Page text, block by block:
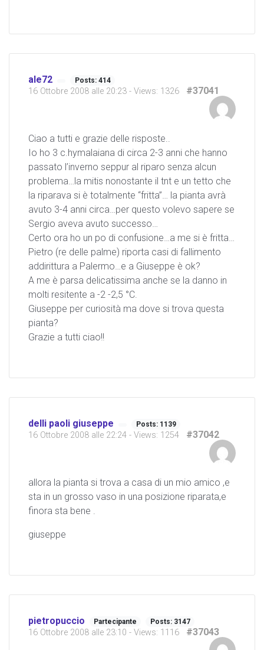
ale72 Posts: 414
16 Ottobre 2008 alle 20:23 - Views: 1326 #37041
Ciao a tutti e grazie delle risposte..
Io ho 3 c.hymalaiana di circa 2-3 anni che hanno
passato l’inverno seppur al riparo senza alcun
problema…la mitis nonostante il tnt e un tetto che
la riparava si è totalmente “fritta”… la pianta avrà
avuto 3-4 anni circa…per questo volevo sapere se
Sergio aveva avuto successo…
Certo ora ho un po di confusione…a me si è fritta…
Pietro (re delle palme) riporta casi di fallimento
addirittura a Palermo…e a Giuseppe è ok?
A me è parsa delicatissima anche se la danno in
molti resitente a -2 -2,5 °C.
Giuseppe per curiosità ma dove si trova questa
pianta?
Grazie a tutti ciao!!
delli paoli giuseppe Posts: 1139
16 Ottobre 2008 alle 22:24 - Views: 1254 #37042
allora la pianta si trova a casa di un mio amico ,e
sta in un grosso vaso in una posizione riparata,e
finora sta bene .
giuseppe
pietropuccio Partecipante Posts: 3147
16 Ottobre 2008 alle 23:10 - Views: 1116 #37043